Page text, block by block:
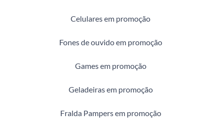
Celulares em promoção
Fones de ouvido em promoção
Games em promoção
Geladeiras em promoção
Fralda Pampers em promoção